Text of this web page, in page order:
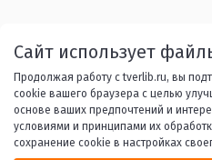
Назад 2
... 45 Вперед
Сайт использует
Продолжая работу с tverlib.ru, вы
cookie вашего браузера с целью
основе ваших предпочтений и
условиями и принципами их
сохранение cookie в настройках